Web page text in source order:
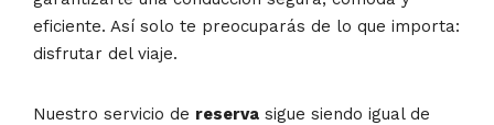
eficiente. Así solo te preocuparás de lo que importa:
disfrutar del viaje.
Nuestro servicio de reserva sigue siendo igual de